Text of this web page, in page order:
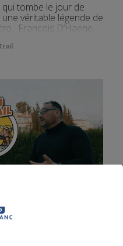
tombe le jour de
une véritable légende de
: François D’Haene.